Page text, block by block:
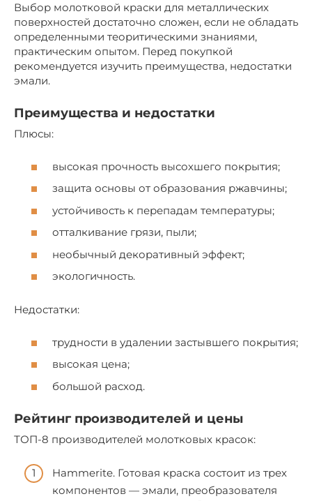
Выбор молотковой краски для металлических
поверхностей достаточно сложен, если не обладать
определенными теоритическими знаниями,
практическим опытом. Перед покупкой
рекомендуется изучить преимущества, недостатки
эмали.
Преимущества и недостатки
Плюсы:
высокая прочность высохшего покрытия;
защита основы от образования ржавчины;
устойчивость к перепадам температуры;
отталкивание грязи, пыли;
необычный декоративный эффект;
экологичность.
Недостатки:
трудности в удалении застывшего покрытия;
высокая цена;
большой расход.
Рейтинг производителей и цены
ТОП-8 производителей молотковых красок:
Hammerite. Готовая краска состоит из трех
компонентов — эмали, преобразователя